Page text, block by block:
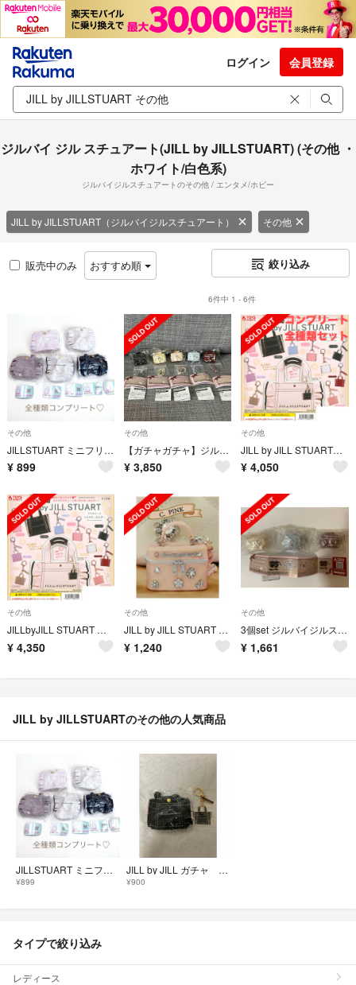
ログイン 会員登録
ジルバイ ジル スチュアート(JILL by JILLSTUART) (その他 ・
ホワイト/白色系)
ジルバイジルスチュアートのその他 / エンタメ/ホビー
JILL by JILLSTUART（ジルバイジルスチュアート） その他
販売中のみ おすすめ順 絞り込み
6件中 1 - 6件
その他
JILLSTUART ミニフリルトートバッグキーホルダー2 コンプリートセット
¥ 899
その他
【ガチャガチャ】ジルスチュアート ミニブローチバニティ キーホルダー
¥ 3,850
その他
JILL by JILL STUARTフリルトートメタルキーホルダーコンプリート
¥ 4,050
その他
JILLbyJILL STUART フリルトートメタルキーホルダー 全10種
¥ 4,350
その他
JILL by JILL STUART ミニブローチバニティキーホルダー
¥ 1,240
その他
3個set ジルバイジルスチュアート ミニブローチバニティキーホルダー ガチャ
¥ 1,661
JILL by JILLSTUARTのその他の人気商品
JILLSTUART ミニフリルトートバッグキーホルダー2 コンプリートセット
¥899
JILL by JILL ガチャ ミニフリルトート 2点セット 新品
¥900
タイプで絞り込み
レディース